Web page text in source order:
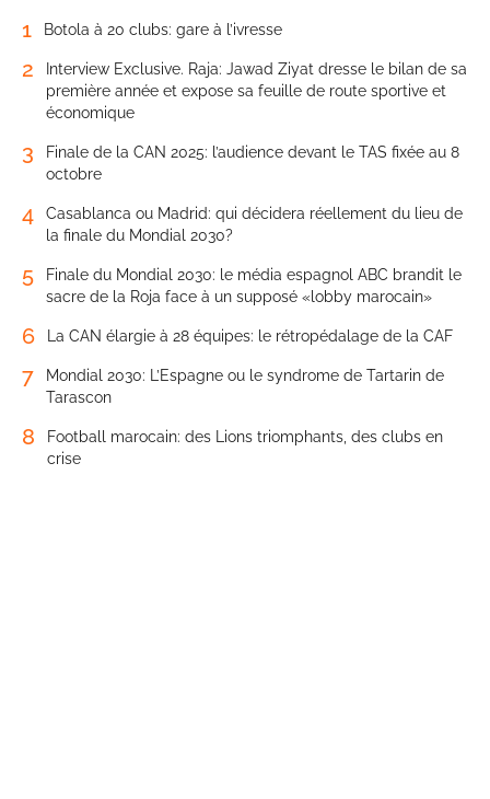
1 Botola à 20 clubs: gare à l’ivresse
2
Interview Exclusive. Raja: Jawad Ziyat dresse le bilan de sa
première année et expose sa feuille de route sportive et
économique
3
Finale de la CAN 2025: l’audience devant le TAS fixée au 8
octobre
4
Casablanca ou Madrid: qui décidera réellement du lieu de
la finale du Mondial 2030?
5
Finale du Mondial 2030: le média espagnol ABC brandit le
sacre de la Roja face à un supposé «lobby marocain»
6 La CAN élargie à 28 équipes: le rétropédalage de la CAF
7
Mondial 2030: L’Espagne ou le syndrome de Tartarin de
Tarascon
8
Football marocain: des Lions triomphants, des clubs en
crise